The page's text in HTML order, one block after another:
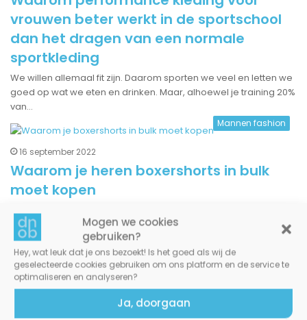
Mogen we cookies
gebruiken?
Hey, wat leuk dat je ons bezoekt! Is het goed als wij de
geselecteerde cookies gebruiken om ons platform en de service te
optimaliseren en analyseren?
Ja, doorgaan
vrouwen beter werkt in de sportschool
dan het dragen van een normale
sportkleding
We willen allemaal fit zijn. Daarom sporten we veel en letten we
goed op wat we eten en drinken. Maar, alhoewel je training 20%
van…
Mannen fashion
16 september 2022
Waarom je heren boxershorts in bulk
moet kopen
28 augustus 2022
Waarom kleding bedrukken steeds
populairder wordt onder particulieren